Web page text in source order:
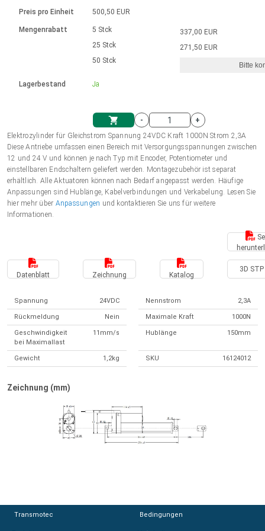
Einheitssystem
Einkaufswagen
Hubmagnete
230 - 50 Hz | 110 - 60 Hz
Drehzahlregelung für die AIS-Serie
Bürstenlose Gleichstrommotoren
mit Planetengetriebe und internem
Ø 28-42| 1-1400 rpm | <= 290Ncm
Bürstenlose DC Motor Controller
Gleichstrommotoren mit
Schneckengetriebe und Bürsten
Ø43-124mm | 31-425rpm | ≤ 41Nm
Treiber für Gleichstrommotoren mit
Synchron-Asynchron | für 1-4 Elektrozylinder
Synchron-Asynchron | für 1-4 Elektrozylinder
Français (EUR)
Polski (EUR)
Norsk (NOK)
Suomi (EUR)
Preis pro Einheit
Mengenrabatt
Lagerbestand
500,50 EUR
5 Stck
25 Stck
50 Stck
Ja
337,00 EUR
271,50 EUR
Bitte
-
+
Elektrozylinder für Gleichstrom Spannung 24VDC Kraft 1000N Strom 2,3A
Diese Antriebe umfassen einen Bereich mit Versorgungsspannungen zwischen
12 und 24 V und können je nach Typ mit Encoder, Potentiometer und
einstellbaren Endschaltern geliefert werden. Montagezubehör ist separat
erhältlich. Alle Aktuatoren können nach Bedarf angepasst werden. Häufige
Anpassungen sind Hublänge, Kabelverbindungen und Verkabelung. Lesen Sie
hier mehr über Anpassungen und kontaktieren Sie uns für weitere
Informationen.
Datenblatt Zeichnung Katalog
3D STP
Spannung 24VDC Nennstrom 2,3A
Rückmeldung Nein Maximale Kraft 1000N
Geschwindigkeit
bei Maximallast
11mm/s Hublänge 150mm
Gewicht 1,2kg SKU 16124012
Zeichnung (mm)
Transmotec Bedingungen
Transmotec Bedingungen